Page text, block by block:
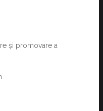
și promovare a